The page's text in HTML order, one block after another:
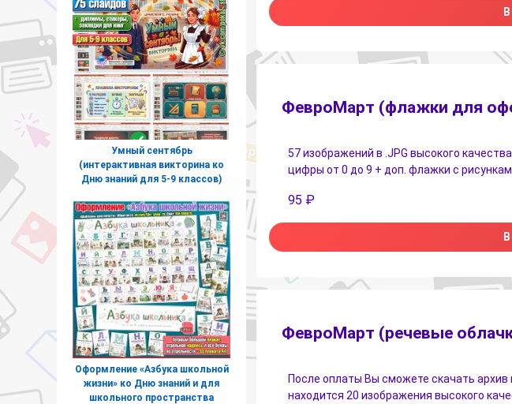
ФевроМарт (флажки для
57 изображений в .JPG высокого
цифры от 0 до 9 + доп. флажки с
95 ₽
ФевроМарт (речевые
После оплаты Вы сможете скачать архив
находится 20 изображения высокого
Умный сентябрь
(интерактивная викторина ко
Дню знаний для 5-9 классов)
Оформление «Азбука школьной
жизни» ко Дню знаний и для
школьного пространства